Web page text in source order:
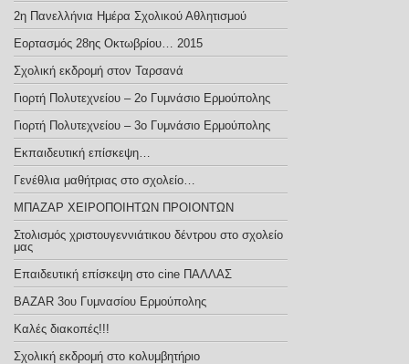
2η Πανελλήνια Ημέρα Σχολικού Αθλητισμού
Εορτασμός 28ης Οκτωβρίου… 2015
Σχολική εκδρομή στον Ταρσανά
Γιορτή Πολυτεχνείου – 2ο Γυμνάσιο Ερμούπολης
Γιορτή Πολυτεχνείου – 3ο Γυμνάσιο Ερμούπολης
Εκπαιδευτική επίσκεψη…
Γενέθλια μαθήτριας στο σχολείο…
ΜΠΑΖΑΡ ΧΕΙΡΟΠΟΙΗΤΩΝ ΠΡΟΙΟΝΤΩΝ
Στολισμός χριστουγεννιάτικου δέντρου στο σχολείο
μας
Επαιδευτική επίσκεψη στο cine ΠΑΛΛΑΣ
BAZAR 3ου Γυμνασίου Ερμούπολης
Καλές διακοπές!!!
Σχολική εκδρομή στο κολυμβητήριο